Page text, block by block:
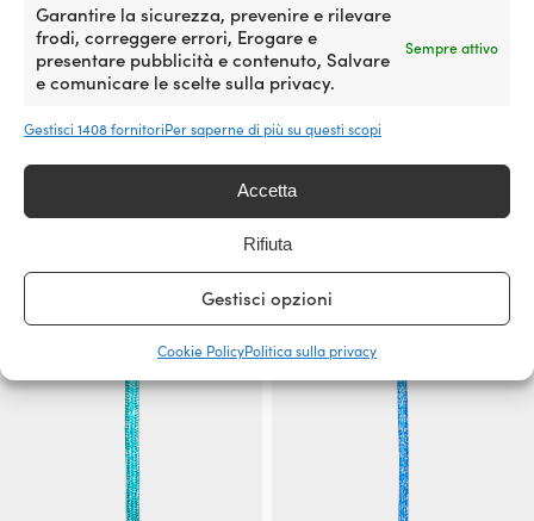
Garantire la sicurezza, prevenire e rilevare
frodi, correggere errori, Erogare e
presentare pubblicità e contenuto, Salvare
e comunicare le scelte sulla privacy.
Sempre attivo
Gestisci 1408 fornitoriPer saperne di più su questi scopi
Accetta
Rifiuta
Gestisci opzioni
Cookie PolicyPolitica sulla privacy
Questo
essere
nella
del
prodotto
Titanic, anima in poliestere HT,
bianco/verde
1,19
di
da
Questo
ha
più
varianti.
possono
essere
scelte
nella
pagina
del
prodotto
Pro, anima UHMWPE 78, calza
bianco/grigio
2,11
di
da